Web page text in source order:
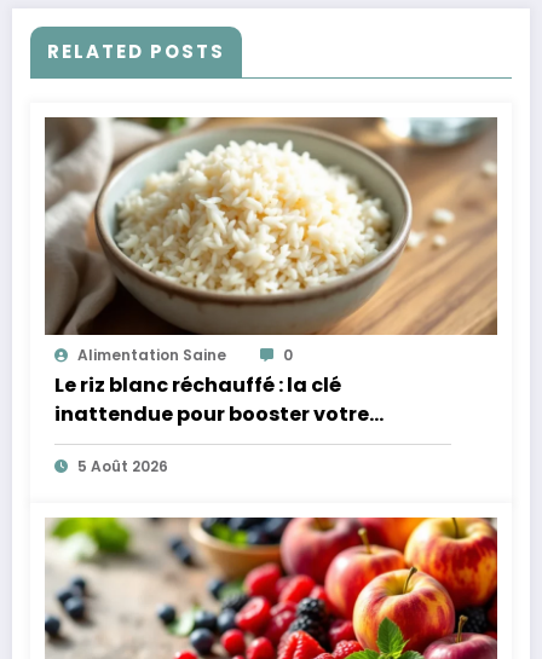
RELATED POSTS
Alimentation Saine 0
Le riz blanc réchauffé : la clé
inattendue pour booster votre
microbiote
5 Août 2026